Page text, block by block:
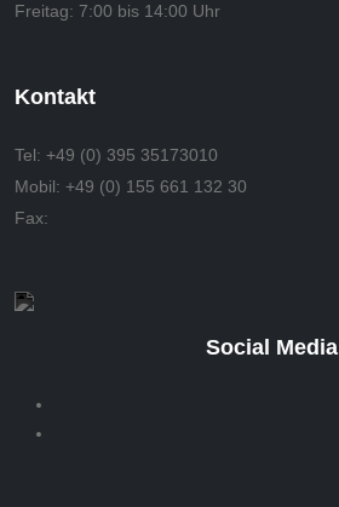
Freitag: 7:00 bis 14:00 Uhr
Kontakt
Tel: +49 (0) 395 35173010
Mobil: +49 (0) 155 661 132 30
Fax:
Social Media